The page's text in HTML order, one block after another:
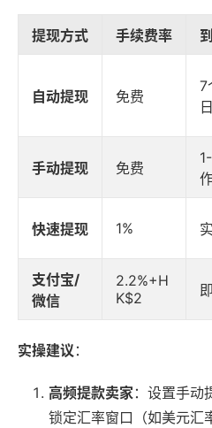
提现方式 手续费率
自动提现 免费
7
日
手动提现 免费
快速提现 1%
支付宝/
微信
2.2%+H
K$2
实操建议 ：
高频提款卖家：设置手动
锁定汇率窗口（如美元汇